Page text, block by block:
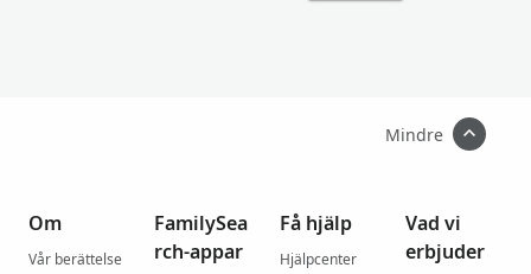
Mindre
Om
Vår berättelse
FamilySea
rch-appar
Få hjälp
Hjälpcenter
Vad vi
erbjuder